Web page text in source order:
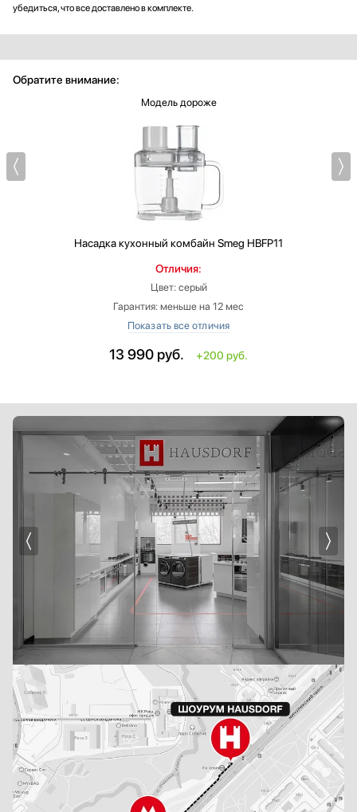
убедиться, что все доставлено в комплекте.
Обратите внимание:
Модель дороже
Насадка кухонный комбайн Smeg HBFP11
Отличия:
Цвет: серый
Гарантия: меньше на 12 мес
Страна производитель: Китай
Вид: Насадка кухонный комбайн
13 990 руб. +200 руб.